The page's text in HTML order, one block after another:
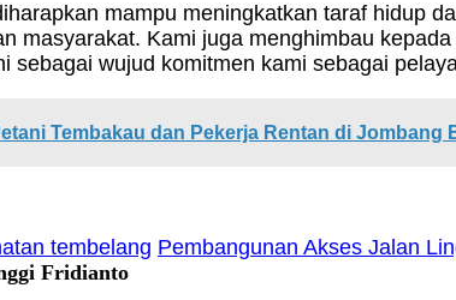
mampu meningkatkan taraf hidup
masyarakat. Kami juga menghimbau
sebagai wujud komitmen kami sebagai
Tembakau dan Pekerja Rentan di
tembelang Pembangunan Akses Jalan
Fridianto